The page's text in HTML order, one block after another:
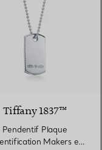
3 Matériaux
Tiffany 1837™
Pendentif Plaque
Makers en